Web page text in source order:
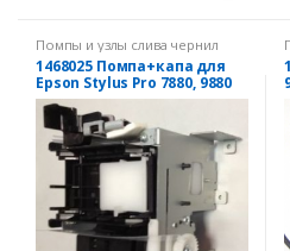
Помпы и узлы слива чернил
EPSON
1468025 Помпа+капа для
Epson Stylus Pro 7880, 9880
Замена на 1408199